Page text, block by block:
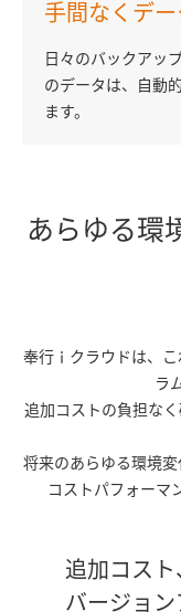
手間なくデ
日々のバックアッ
のデータは、自動
ます。
あらゆる環
奉行ｉクラウドは、
ラ
追加コストの負担な
将来のあらゆる環境変
コストパフォーマ
追加コスト
バージョン